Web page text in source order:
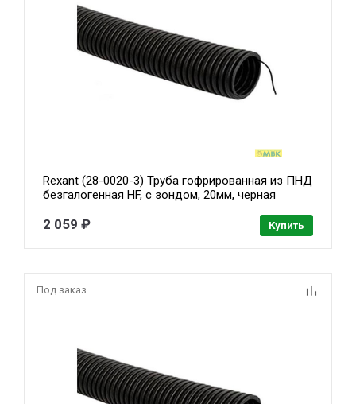
Rexant (28-0020-3) Труба гофрированная из ПНД
безгалогенная HF, с зондом, 20мм, черная
2 059 ₽ Купить
Под заказ